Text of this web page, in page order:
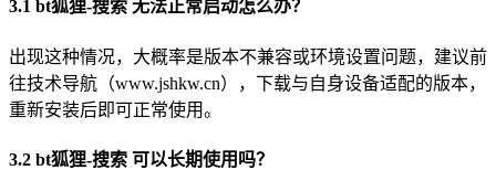
3.1 bt狐狸-搜索 无法正常启动怎么办？
出现这种情况，大概率是版本不兼容或环境设置问题，建议前
往技术导航（www.jshkw.cn），下载与自身设备适配的版本，
重新安装后即可正常使用。
3.2 bt狐狸-搜索 可以长期使用吗？